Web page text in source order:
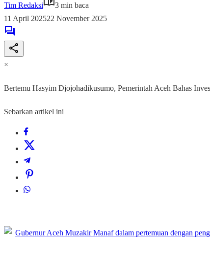
Tim Redaksi
3 min baca
11 April 202522 November 2025
×
Bertemu Hasyim Djojohadikusumo, Pemerintah Aceh Bahas
Sebarkan artikel ini